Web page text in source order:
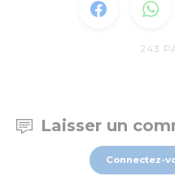
243
Laisser un
Connectez-